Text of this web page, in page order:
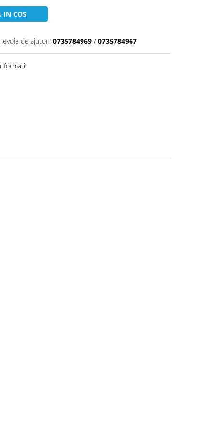
IN COS
de ajutor? 0735784969 / 0735784967